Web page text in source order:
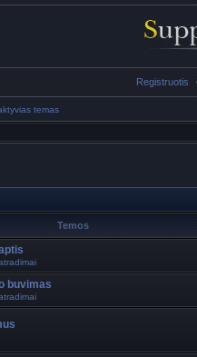
Registruotis
temas
Temos
buvimas